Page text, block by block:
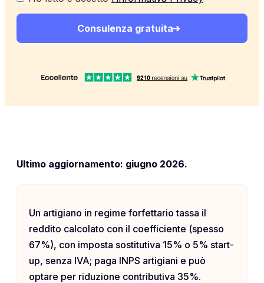
Consulenza gratuita
Ultimo aggiornamento: giugno 2026.
Un artigiano in regime forfettario tassa il
reddito calcolato con il coefficiente (spesso
67%), con imposta sostitutiva 15% o 5% start-
up, senza IVA; paga INPS artigiani e può
optare per riduzione contributiva 35%.